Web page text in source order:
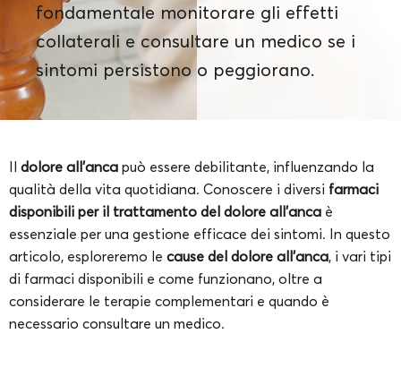
fondamentale monitorare gli effetti
collaterali e consultare un medico se i
sintomi persistono o peggiorano.
Il dolore all’anca può essere debilitante, influenzando la
qualità della vita quotidiana. Conoscere i diversi farmaci
disponibili per il trattamento del dolore all’anca è
essenziale per una gestione efficace dei sintomi. In questo
articolo, esploreremo le cause del dolore all’anca, i vari tipi
di farmaci disponibili e come funzionano, oltre a
considerare le terapie complementari e quando è
necessario consultare un medico.